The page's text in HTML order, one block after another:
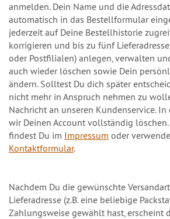
anmelden. Dein Name und die
automatisch in das Bestellformular
jederzeit auf Deine Bestellhistorie
korrigieren und bis zu fünf
oder Postfilialen) anlegen, verwalten
auch wieder löschen sowie Dein
ändern. Solltest Du dich später
nicht mehr in Anspruch nehmen zu
Nachricht an unseren Kundenservice.
wir Deinen Account vollständig
findest Du im Impressum oder
Kontaktformular.
Nachdem Du die gewünschte
Lieferadresse (z.B. eine beliebige
Zahlungsweise gewählt hast, erscheint